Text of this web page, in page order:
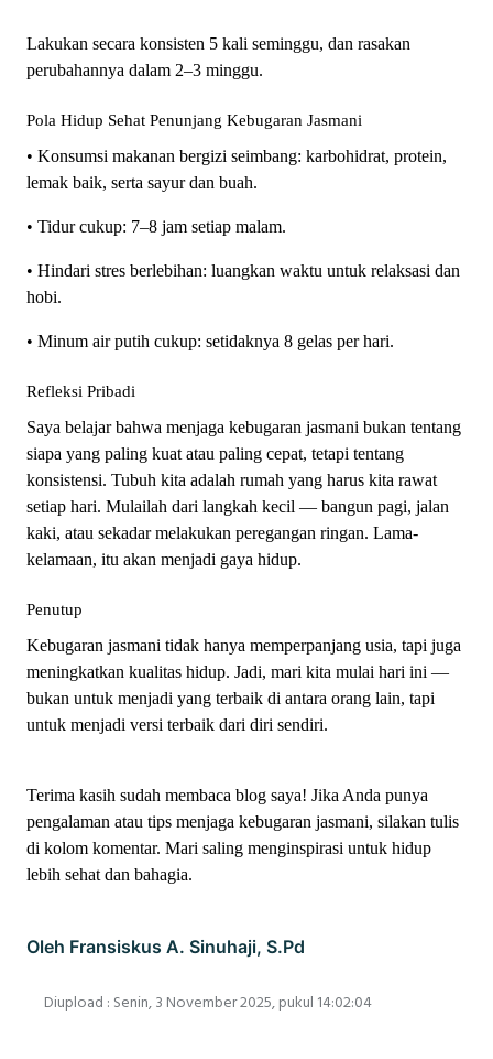
Lakukan secara konsisten 5 kali seminggu, dan rasakan
perubahannya dalam 2–3 minggu.
Pola Hidup Sehat Penunjang Kebugaran Jasmani
• Konsumsi makanan bergizi seimbang: karbohidrat, protein,
lemak baik, serta sayur dan buah.
• Tidur cukup: 7–8 jam setiap malam.
• Hindari stres berlebihan: luangkan waktu untuk relaksasi dan
hobi.
• Minum air putih cukup: setidaknya 8 gelas per hari.
Refleksi Pribadi
Saya belajar bahwa menjaga kebugaran jasmani bukan tentang
siapa yang paling kuat atau paling cepat, tetapi tentang
konsistensi. Tubuh kita adalah rumah yang harus kita rawat
setiap hari. Mulailah dari langkah kecil — bangun pagi, jalan
kaki, atau sekadar melakukan peregangan ringan. Lama-
kelamaan, itu akan menjadi gaya hidup.
Penutup
Kebugaran jasmani tidak hanya memperpanjang usia, tapi juga
meningkatkan kualitas hidup. Jadi, mari kita mulai hari ini —
bukan untuk menjadi yang terbaik di antara orang lain, tapi
untuk menjadi versi terbaik dari diri sendiri.
Terima kasih sudah membaca blog saya! Jika Anda punya
pengalaman atau tips menjaga kebugaran jasmani, silakan tulis
di kolom komentar. Mari saling menginspirasi untuk hidup
lebih sehat dan bahagia.
Oleh Fransiskus A. Sinuhaji, S.Pd
Diupload : Senin, 3 November 2025, pukul 14:02:04